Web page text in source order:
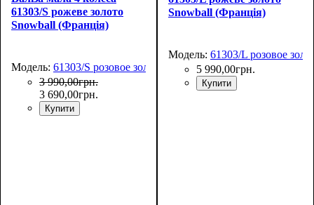
61303/S рожеве золото
Snowball (Франція)
Модель: 61303/S розовое золото
3 990,00грн.
3 690,00грн.
Купити
Snowball (Франція)
Модель: 61303/L розовое
5 990,00грн.
Купити